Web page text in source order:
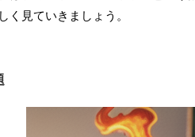
く見ていきましょう。